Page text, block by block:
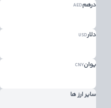
درهمAED
دلارUSD
یوانCNY
سایر ارز ها